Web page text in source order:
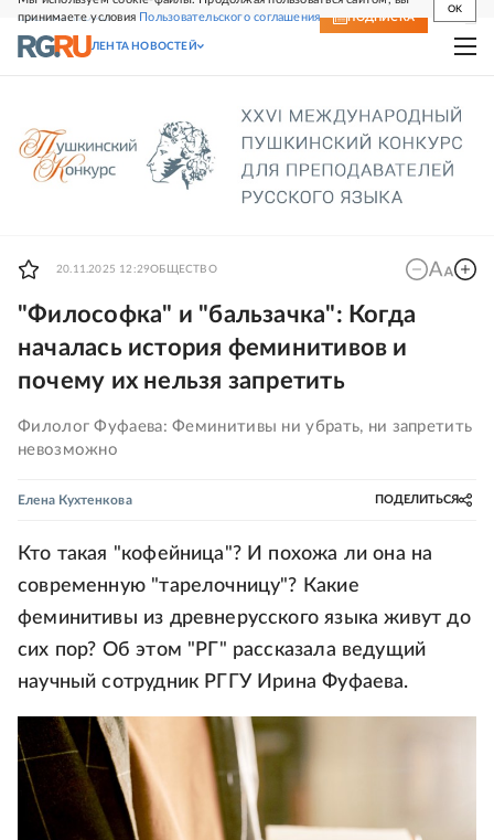
принимаете условия Пользовательского соглашения
OK
СВЕЖИЙ НОМЕР ПОДПИСКА
ЛЕНТА НОВОСТЕЙ
20.11.2025 12:29ОБЩЕСТВО
"Философка" и "бальзачка": Когда
началась история феминитивов и
почему их нельзя запретить
Филолог Фуфаева: Феминитивы ни убрать, ни запретить
невозможно
Елена Кухтенкова ПОДЕЛИТЬСЯ
Кто такая "кофейница"? И похожа ли она на
современную "тарелочницу"? Какие
феминитивы из древнерусского языка живут до
сих пор? Об этом "РГ" рассказала ведущий
научный сотрудник РГГУ Ирина Фуфаева.